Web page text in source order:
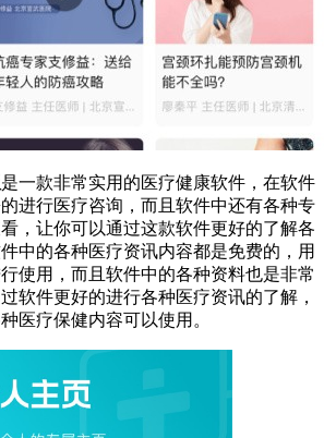
是一款非常实用的医疗健康软件，在软件
进行医疗咨询，而且软件中还有各种专
，让你可以通过这款软件更好的了解各
中的各种医疗资讯内容都是免费的，用
使用，而且软件中的各种资料也是非常
软件更好的进行各种医疗资讯的了解，
医疗保健内容可以使用。